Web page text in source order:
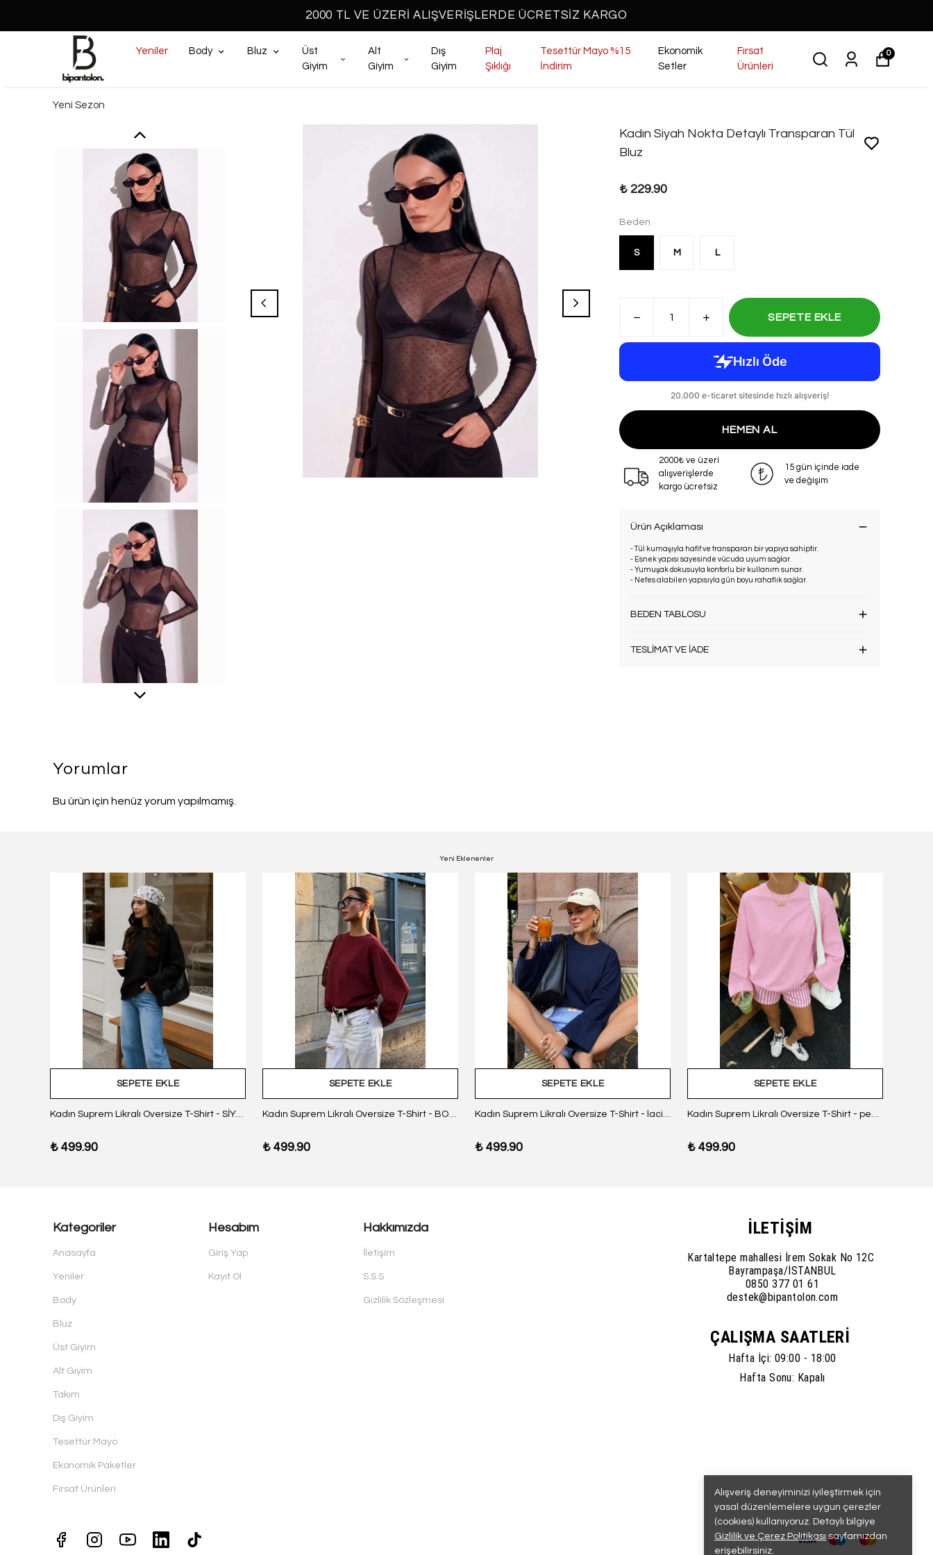
2000 TL VE ÜZERİ ALIŞVERİŞLERDE ÜCRETSİZ KARGO
Yeniler Body Bluz
Üst
Giyim
Alt
Giyim
Dış
Giyim
Plaj
Şıklığı
Tesettür Mayo %15
İndirim
Ekonomik
Setler
Fırsat
Ürünleri
0
Alışveriş deneyiminizi iyileştirmek için
yasal düzenlemelere uygun çerezler
(cookies) kullanıyoruz. Detaylı bilgiye
Gizlilik ve Çerez Politikası sayfamızdan
erişebilirsiniz.
Yeni Sezon
Kadın Siyah Nokta Detaylı Transparan Tül
Bluz
₺ 229.90
Beden
S M L
SEPETE EKLE
HEMEN AL
2000₺ ve üzeri
alışverişlerde
kargo ücretsiz
15 gün içinde iade
ve değişim
Ürün Açıklaması
- Tül kumaşıyla hafif ve transparan bir yapıya sahiptir.
- Esnek yapısı sayesinde vücuda uyum sağlar.
- Yumuşak dokusuyla konforlu bir kullanım sunar.
- Nefes alabilen yapısıyla gün boyu rahatlık sağlar.
BEDEN TABLOSU
TESLİMAT VE İADE
Yorumlar
Bu ürün için henüz yorum yapılmamış.
Yeni Eklenenler
SEPETE EKLE
Kadın Suprem Likralı Oversize T-Shirt - SİYAH
₺ 499.90
SEPETE EKLE
Kadın Suprem Likralı Oversize T-Shirt - BORDO
₺ 499.90
SEPETE EKLE
Kadın Suprem Likralı Oversize T-Shirt - lacivert
₺ 499.90
SEPETE EKLE
Kadın Suprem Likralı Oversize T-Shirt - pembe
₺ 499.90
Kategoriler
Anasayfa
Yeniler
Body
Bluz
Üst Giyim
Alt Giyim
Takım
Dış Giyim
Tesettür Mayo
Ekonomik Paketler
Fırsat Ürünleri
Hesabım
Giriş Yap
Kayıt Ol
Hakkımızda
İletişim
S.S.S
Gizlilik Sözleşmesi
İLETİŞİM
Kartaltepe mahallesi İrem Sokak No 12C
Bayrampaşa/İSTANBUL
0850 377 01 61
destek@bipantolon.com
ÇALIŞMA SAATLERİ
Hafta İçi: 09:00 - 18:00
Hafta Sonu: Kapalı